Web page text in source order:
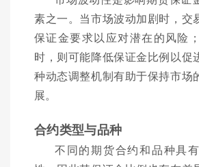
素之一。当市场波动加剧时，交
保证金要求以应对潜在的风险
时，则可能降低保证金比例以促
种动态调整机制有助于保持市场
展。
合约类型与品种
不同的期货合约和品种具